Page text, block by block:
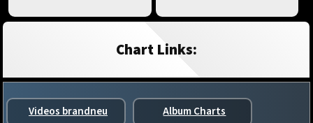
Chart Links:
Videos brandneu Album Charts